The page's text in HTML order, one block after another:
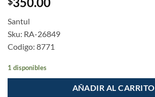
Santul
Sku: RA-26849
Codigo: 8771
1 disponibles
AÑADIR AL CARRITO